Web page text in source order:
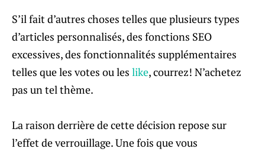
S’il fait d’autres choses telles que plusieurs types
d’articles personnalisés, des fonctions SEO
excessives, des fonctionnalités supplémentaires
telles que les votes ou les like, courrez! N’achetez
pas un tel thème.
La raison derrière de cette décision repose sur
l’effet de verrouillage. Une fois que vous